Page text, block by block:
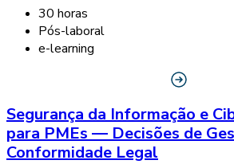
30 horas
Pós-laboral
e-learning
Segurança da Informação e
para PMEs — Decisões de
Conformidade Legal